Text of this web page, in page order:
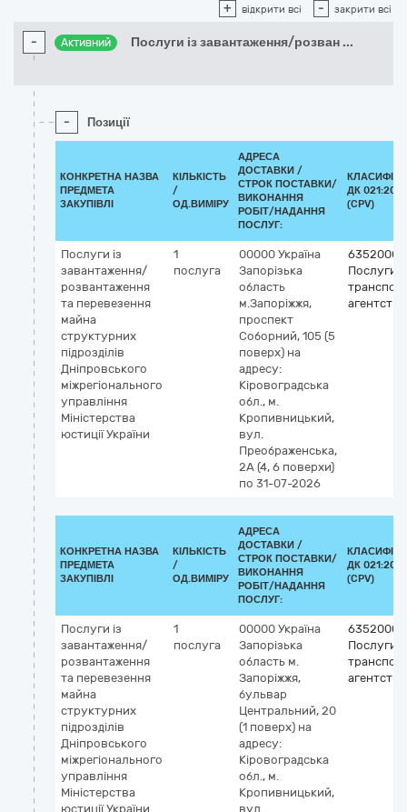
+ відкрити всі - закрити всі
- Активний Послуги із завантаження/розван ...
- Позиції
КОНКРЕТНА НАЗВА
ПРЕДМЕТА
ЗАКУПІВЛІ
КІЛЬКІСТЬ
/
ОД.ВИМІРУ
АДРЕСА
ДОСТАВКИ /
СТРОК ПОСТАВКИ/
ВИКОНАННЯ
РОБІТ/НАДАННЯ
ПОСЛУГ:
ДК 021:2015
(CPV)
Послуги із
завантаження/
розвантаження
та перевезення
майна
структурних
підрозділів
Дніпровського
міжрегіонального
управління
Міністерства
юстиції України
1
послуга
00000 Україна
Запорізька
область
м.Запоріжжя,
проспект
Соборний, 105 (5
поверх) на
адресу:
Кіровоградська
обл., м.
Кропивницький,
вул.
Преображенська,
2А (4, 6 поверхи)
по 31-07-2026
Послуги
агентств
КОНКРЕТНА НАЗВА
ПРЕДМЕТА
ЗАКУПІВЛІ
КІЛЬКІСТЬ
/
ОД.ВИМІРУ
АДРЕСА
ДОСТАВКИ /
СТРОК ПОСТАВКИ/
ВИКОНАННЯ
РОБІТ/НАДАННЯ
ПОСЛУГ:
ДК 021:2015
(CPV)
Послуги із
завантаження/
розвантаження
та перевезення
майна
структурних
підрозділів
Дніпровського
міжрегіонального
управління
Міністерства
юстиції України
1
послуга
00000 Україна
Запорізька
область м.
Запоріжжя,
бульвар
Центральний, 20
(1 поверх) на
адресу:
Кіровоградська
обл., м.
Кропивницький,
вул.
Послуги
агентств